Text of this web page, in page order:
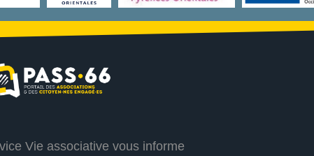
Vie associative vous informe